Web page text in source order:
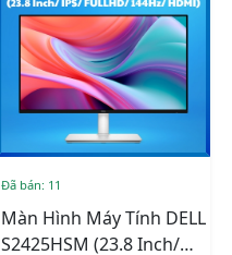
Đã bán: 11
Màn Hình Máy Tính DELL
S2425HSM (23.8 Inch/